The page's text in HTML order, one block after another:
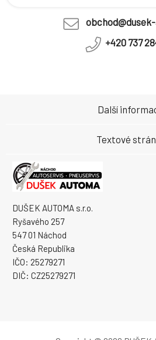
+420 737
DUŠEK AUTOMA s.r.o.
Ryšavého 257
547 01 Náchod
Česká Republika
IČO: 25279271
DIČ: CZ25279271
Další
Textové